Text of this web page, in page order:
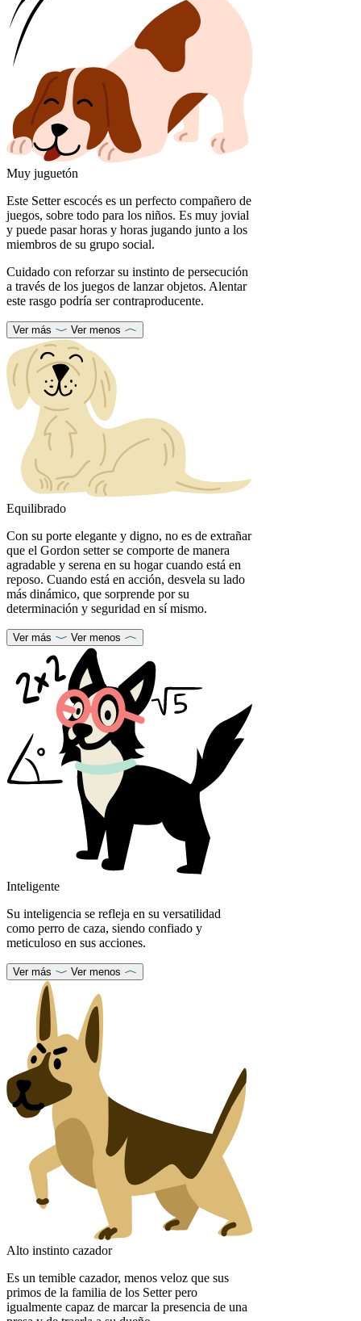
Muy juguetón
Este Setter escocés es un perfecto compañero de
juegos, sobre todo para los niños. Es muy jovial
y puede pasar horas y horas jugando junto a los
miembros de su grupo social.
Cuidado con reforzar su instinto de persecución
a través de los juegos de lanzar objetos. Alentar
este rasgo podría ser contraproducente.
Ver más Ver menos
Equilibrado
Con su porte elegante y digno, no es de extrañar
que el Gordon setter se comporte de manera
agradable y serena en su hogar cuando está en
reposo. Cuando está en acción, desvela su lado
más dinámico, que sorprende por su
determinación y seguridad en sí mismo.
Ver más Ver menos
Inteligente
Su inteligencia se refleja en su versatilidad
como perro de caza, siendo confiado y
meticuloso en sus acciones.
Ver más Ver menos
Alto instinto cazador
Es un temible cazador, menos veloz que sus
primos de la familia de los Setter pero
igualmente capaz de marcar la presencia de una